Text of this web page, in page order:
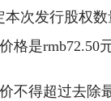
次发行股权数
格是rmb72.50
不得超过去除